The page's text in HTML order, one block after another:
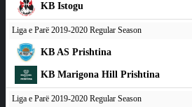
KB Istogu
Liga e Parë 2019-2020 Regular Season
KB AS Prishtina
KB Marigona Hill Prishtina
Liga e Parë 2019-2020 Regular Season